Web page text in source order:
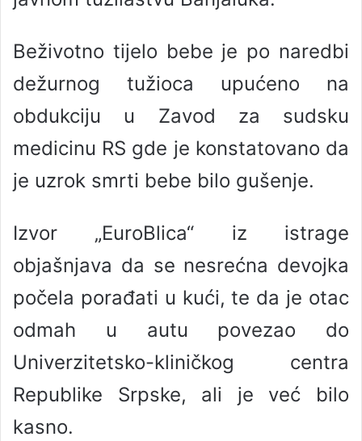
Beživotno tijelo bebe je po naredbi
dežurnog tužioca upućeno na
obdukciju u Zavod za sudsku
medicinu RS gde je konstatovano da
je uzrok smrti bebe bilo gušenje.
Izvor „EuroBlica“ iz istrage
objašnjava da se nesrećna devojka
počela porađati u kući, te da je otac
odmah u autu povezao do
Univerzitetsko-kliničkog centra
Republike Srpske, ali je već bilo
kasno.